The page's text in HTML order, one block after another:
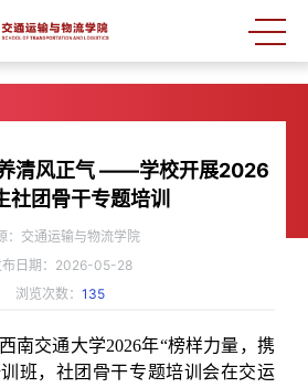
清风正气 ——学校开展2026
社团骨干专题培训
：交通运输与物流学院
布日期：2026-05-28
浏览次数：135
南交通大学2026年“榜样力量，携
班，社团骨干专题培训会在交运